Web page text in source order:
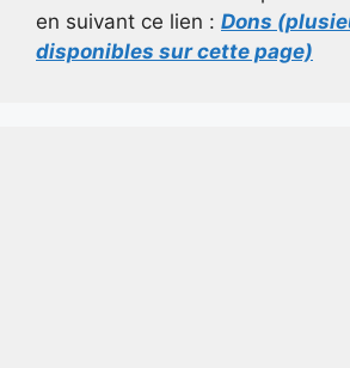
en suivant ce lien : Dons
disponibles sur cette page)